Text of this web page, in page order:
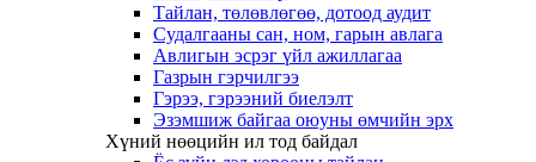
Тайлан, төлөвлөгөө, дотоод аудит
Судалгааны сан, ном, гарын авлага
Авлигын эсрэг үйл ажиллагаа
Газрын гэрчилгээ
Гэрээ, гэрээний биелэлт
Эзэмшиж байгаа оюуны өмчийн эрх
Хүний нөөцийн ил тод байдал